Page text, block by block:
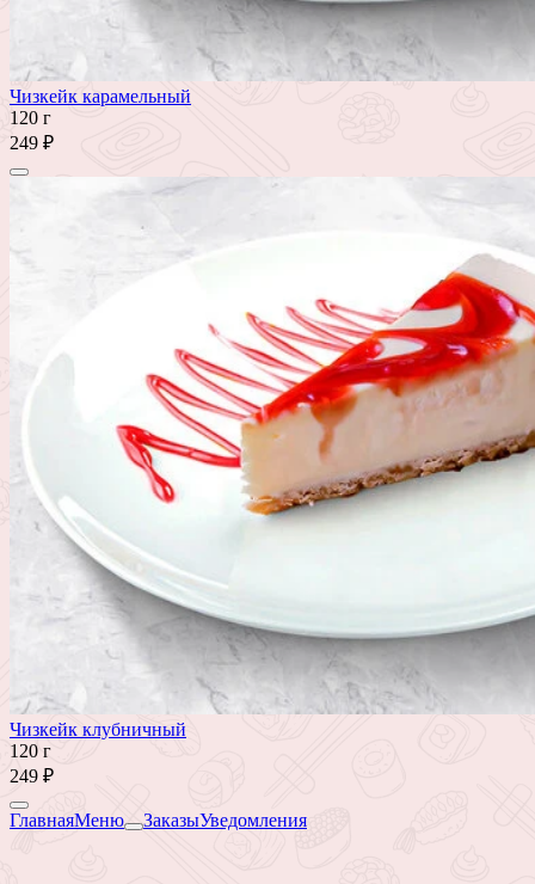
Чизкейк карамельный
120 г
249 ₽
Чизкейк клубничный
120 г
249 ₽
ГлавнаяМеню ЗаказыУведомления